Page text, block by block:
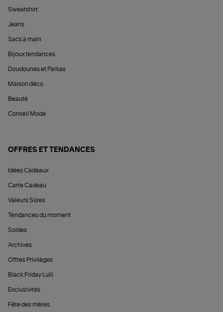
Sweatshirt
Jeans
Sacs à main
Bijoux tendances
Doudounes et Parkas
Maison déco
Beauté
Conseil Mode
OFFRES ET TENDANCES
Idées Cadeaux
Carte Cadeau
Valeurs Sûres
Tendances du moment
Soldes
Archives
Offres Privilèges
Black Friday Lulli
Exclusivités
Fête des mères